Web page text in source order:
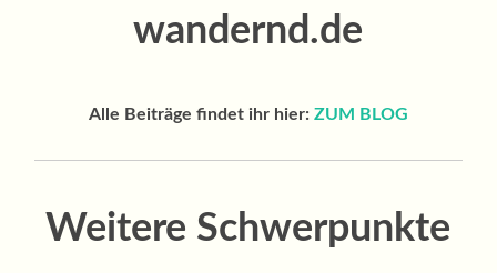
wandernd.de
Alle Beiträge findet ihr hier: ZUM BLOG
Weitere Schwerpunkte